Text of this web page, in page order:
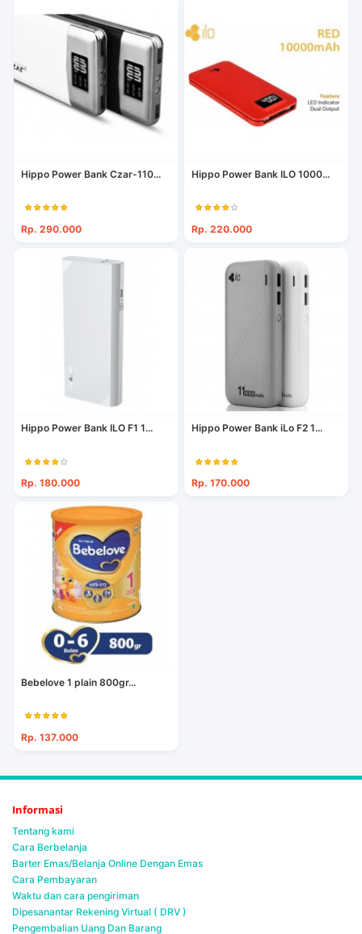
Hippo Power Bank Czar-110...
Rp. 290.000
Hippo Power Bank ILO 1000...
Rp. 220.000
Hippo Power Bank ILO F1 1...
Rp. 180.000
Hippo Power Bank iLo F2 1...
Rp. 170.000
Bebelove 1 plain 800gr...
Rp. 137.000
Informasi
Tentang kami
Cara Berbelanja
Barter Emas/Belanja Online Dengan Emas
Cara Pembayaran
Waktu dan cara pengiriman
Dipesanantar Rekening Virtual ( DRV )
Pengembalian Uang Dan Barang